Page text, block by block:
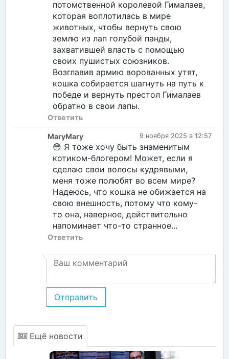
потомственной королевой Гималаев,
которая воплотилась в мире
животных, чтобы вернуть свою
землю из лап голубой панды,
захватившей власть с помощью
своих пушистых союзников.
Возглавив армию ворованных утят,
кошка собирается шагнуть на путь к
победе и вернуть престол Гималаев
обратно в свои лапы.
Ответить
9 ноября 2025 в 12:57
MaryMary
😳 Я тоже хочу быть знаменитым
котиком-блогером! Может, если я
сделаю свои волосы кудрявыми,
меня тоже полюбят во всем мире?
Надеюсь, что кошка не обижается на
свою внешность, потому что кому-
то она, наверное, действительно
напоминает что-то странное...
Ответить
Отправить
Ещё новости